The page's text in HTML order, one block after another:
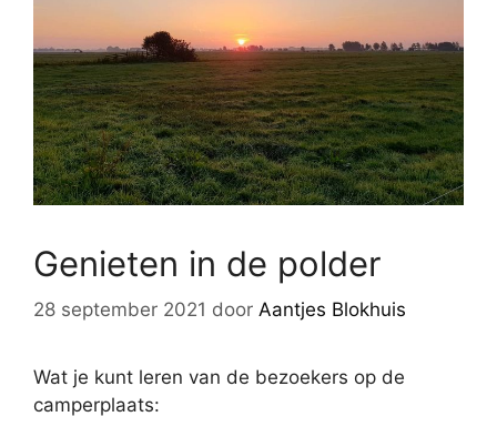
Genieten in de polder
28 september 2021 door Aantjes Blokhuis
Wat je kunt leren van de bezoekers op de
camperplaats: